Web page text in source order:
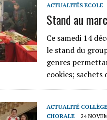
ACTUALITÉS ECOLE
Stand au
Ce samedi 14
le stand du
genres
cookies; sachets
ACTUALITÉ COLLÈGE
CHORALE
24